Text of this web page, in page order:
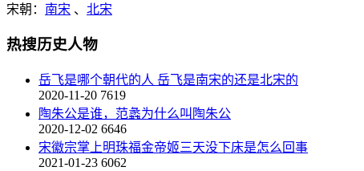
宋朝： 南宋 、 北宋
热搜历史人物
岳飞是哪个朝代的人 岳飞是南宋的还是北宋的
2020-11-20 7619
陶朱公是谁，范蠡为什么叫陶朱公
2020-12-02 6646
宋徽宗掌上明珠福金帝姬三天没下床是怎么回事
2021-01-23 6062